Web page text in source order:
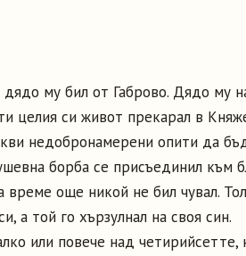
му бил от Габрово. Дядо му
целия си живот прекарал в
недобронамерени опити да
борба се присъединил към
още никой не бил чувал.
а той го хързулнал на своя син.
или повече над четирийсетте,